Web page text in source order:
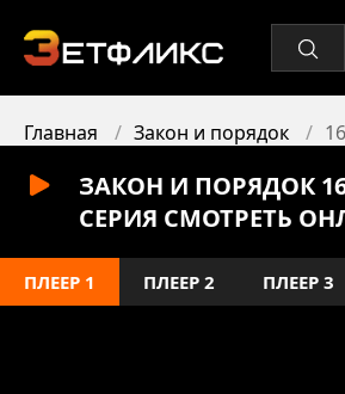
Главная Закон и порядок
ЗАКОН И ПОРЯДОК
СЕРИЯ СМОТРЕТЬ
ПЛЕЕР 1 ПЛЕЕР 2 ПЛЕЕР 3